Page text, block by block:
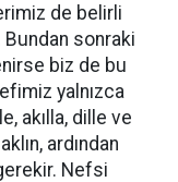
de belirli
Bundan sonraki
biz de bu
yalnızca
akılla, dille ve
ardından
Nefsi